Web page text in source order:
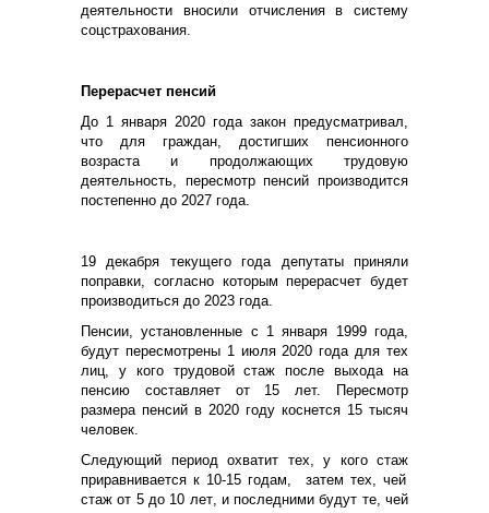
деятельности вносилиотчисления в систему
соцстрахования
Перерасчет пенсий
До 1 января 2020 года закон предусматривал
что для граждан, достигших пенсионного
возраста и продолжающих трудовую
деятельность, пересмотр пенсий производится
постепенно до 2027 года.
19 декабря текущего года депутаты приняли
поправки, согласно которым перерасчет будет
производиться до 2023 года.
Пенсии, установленные с 1 января 1999 года,
будут пересмотрены 1 июля 2020 года для тех
лиц, у кого трудовой стаж после выхода на
пенсию составляет от 15 лет.
Пересмотр
размера пенсий в 2020 году коснется 15 тысяч
человек.
Следующий период охватит тех, у кого стаж
приравнивается к 10-15 годам,
затем тех , чей
стаж от 5 до 10 лет, и последними будут те, чей